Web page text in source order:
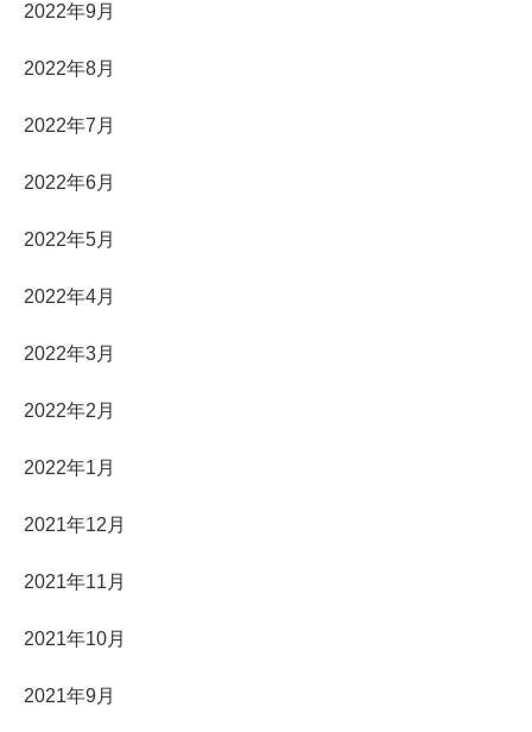
2022年9月
2022年8月
2022年7月
2022年6月
2022年5月
2022年4月
2022年3月
2022年2月
2022年1月
2021年12月
2021年11月
2021年10月
2021年9月